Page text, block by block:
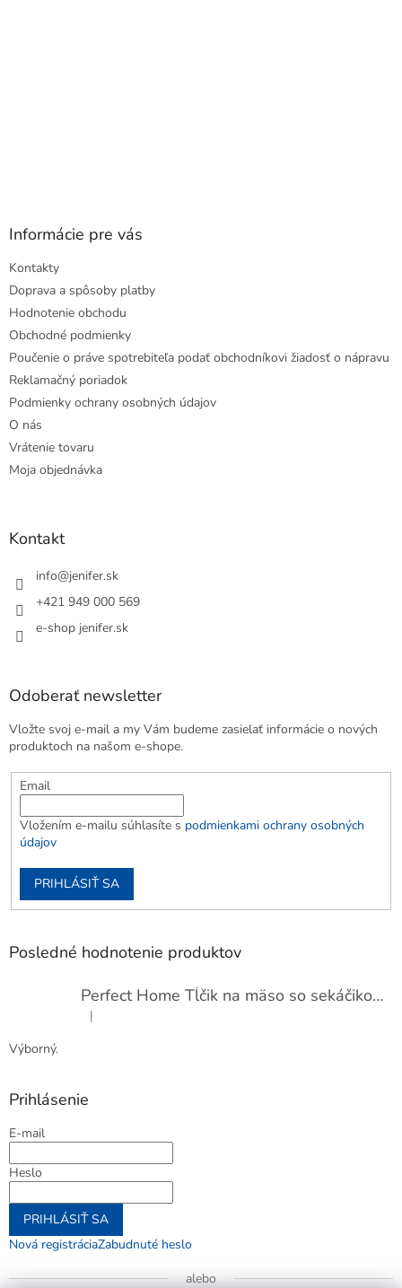
Informácie pre vás
Kontakty
Doprava a spôsoby platby
Hodnotenie obchodu
Obchodné podmienky
Poučenie o práve spotrebiteľa podať obchodníkovi žiadosť o nápravu
Reklamačný poriadok
Podmienky ochrany osobných údajov
O nás
Vrátenie tovaru
Moja objednávka
Kontakt
info@jenifer.sk
+421 949 000 569
e-shop jenifer.sk
Odoberať newsletter
Vložte svoj e-mail a my Vám budeme zasielať informácie o nových
produktoch na našom e-shope.
Email
Vložením e-mailu súhlasíte s podmienkami ochrany osobných
údajov
PRIHLÁSIŤ SA
Posledné hodnotenie produktov
Perfect Home Tĺčik na mäso so sekáčikom, 56893
Hodnotenie produktu je 5 z 5 hviezdičiek.
|
Výborný.
Prihlásenie
E-mail
Heslo
PRIHLÁSIŤ SA
Nová registráciaZabudnuté heslo
alebo